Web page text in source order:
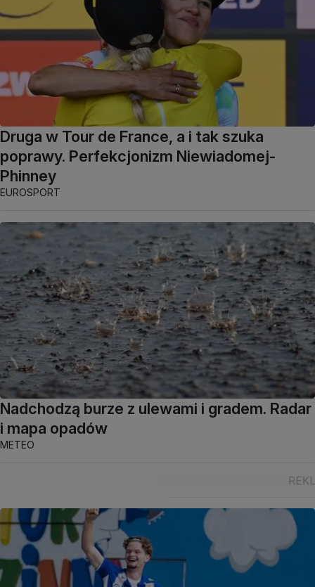
Druga w Tour de France, a i tak szuka
poprawy. Perfekcjonizm Niewiadomej-
Phinney
EUROSPORT
Nadchodzą burze z ulewami i gradem. Radar
i mapa opadów
METEO